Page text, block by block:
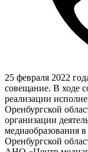
25 февраля 2022
совещание. В ходе
реализации
Оренбургской
организации
медиаобразования
Оренбургской